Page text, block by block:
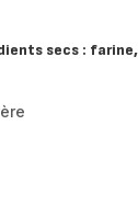
secs :